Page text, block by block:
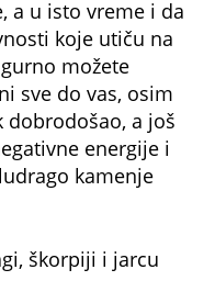
koje utiču na
možete
do vas, osim
dobrodošao, a još
energije i
kamenje